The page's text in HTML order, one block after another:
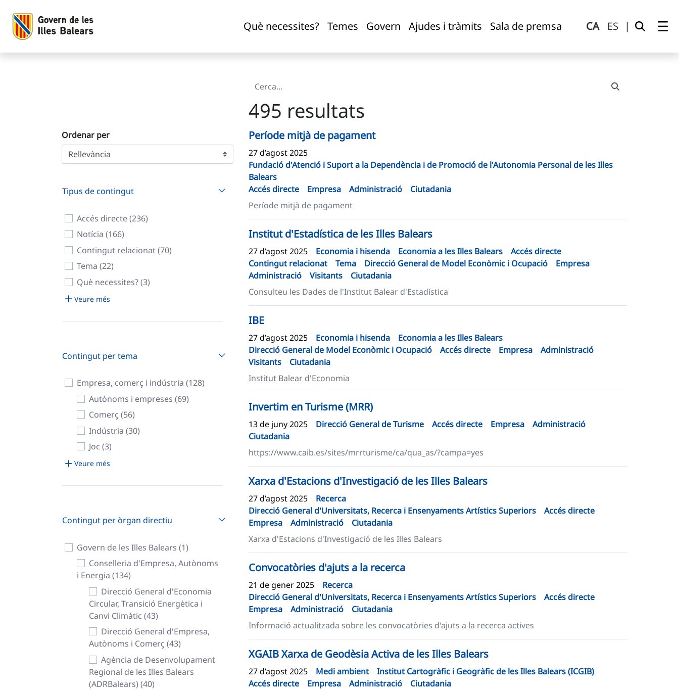
Què necessites? Temes Govern Ajudes i tràmits Sala de premsa CA ES |
Ordenar per
Tipus de contingut
Accés directe (236)
Notícia (166)
Contingut relacionat (70)
Tema (22)
Què necessites? (3)
Veure més
Contingut per tema
Empresa, comerç i indústria (128)
Autònoms i empreses (69)
Comerç (56)
Indústria (30)
Joc (3)
Veure més
Contingut per òrgan directiu
Govern de les Illes Balears (1)
Conselleria d'Empresa, Autònoms
i Energia (134)
Direcció General d'Economia
Circular, Transició Energètica i
Canvi Climàtic (43)
Direcció General d'Empresa,
Autònoms i Comerç (43)
Agència de Desenvolupament
Regional de les Illes Balears
(ADRBalears) (40)
495 resultats
Període mitjà de pagament
27 d’agost 2025
Fundació d'Atenció i Suport a la Dependència i de Promoció de l'Autonomia Personal de les Illes
Balears
Accés directe
Empresa Administració
Ciutadania
Període mitjà de pagament
Institut d'Estadística de les Illes Balears
27 d’agost 2025 Economia i hisenda Economia a les Illes Balears
Accés directe
Contingut relacionat
Tema Direcció General de Model Econòmic i Ocupació
Empresa
Administració
Visitants
Ciutadania
Consulteu les Dades de l'Institut Balear d'Estadística
IBE
27 d’agost 2025 Economia i hisenda
Economia a les Illes Balears
Direcció General de Model Econòmic i Ocupació
Accés directe Empresa
Administració
Visitants
Ciutadania
Institut Balear d'Economia
Invertim en Turisme (MRR)
13 de juny 2025 Direcció General de Turisme Accés directe Empresa
Administració
Ciutadania
https://www.caib.es/sites/mrrturisme/ca/qua_as/?campa=yes
Xarxa d'Estacions d'Investigació de les Illes Balears
27 d’agost 2025
Recerca
Direcció General d'Universitats, Recerca i Ensenyaments Artístics Superiors
Accés directe
Empresa
Administració
Ciutadania
Xarxa d'Estacions d'Investigació de les Illes Balears
Convocatòries d'ajuts a la recerca
21 de gener 2025
Recerca
Direcció General d'Universitats, Recerca i Ensenyaments Artístics Superiors
Accés directe
Empresa
Administració
Ciutadania
Informació actualitzada sobre les convocatòries d'ajuts a la recerca actives
XGAIB Xarxa de Geodèsia Activa de les Illes Balears
27 d’agost 2025 Medi ambient
Institut Cartogràfic i Geogràfic de les Illes Balears (ICGIB)
Accés directe
Empresa Administració
Ciutadania